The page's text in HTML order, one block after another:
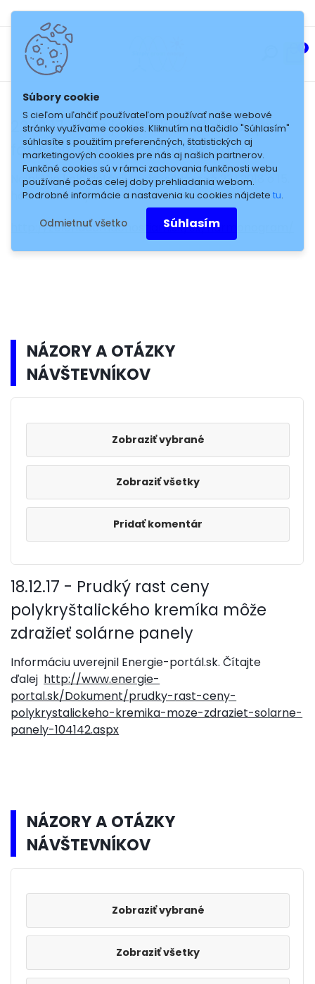
S cieľom uľahčiť používateľom používať naše webové
stránky využívame cookies. Kliknutím na tlačidlo "Súhlasím"
súhlasíte s použitím preferenčných, štatistických aj
marketingových cookies pre nás aj našich partnerov.
Funkčné cookies sú v rámci zachovania funkčnosti webu
používané počas celej doby prehliadania webom.
Podrobné informácie a nastavenia ku cookies nájdete tu.
Odmietnuť všetko Súhlasím
Prihlásenie Nová registrácia
0
22.12.17 - Iba jedno kolo dotácií pre
fotovoltaiku na 1. štvrťrok 2018
Najbližšie kolo dotácií bude vyhlásené 23.1.2018 o 15.
hod. Viac čítajte tu :
http://zelenadomacnostiam.sk/sk/harmonogram/
NÁZORY A OTÁZKY
NÁVŠTEVNÍKOV
Zobraziť všetky
Pridať komentár
18.12.17 - Prudký rast ceny
polykryštalického kremíka môže
zdražieť solárne panely
Informáciu uverejnil Energie-portál.sk. Čítajte
ďalej http://www.energie-
portal.sk/Dokument/prudky-rast-ceny-
polykrystalickeho-kremika-moze-zdraziet-solarne-
panely-104142.aspx
NÁZORY A OTÁZKY
NÁVŠTEVNÍKOV
Zobraziť všetky